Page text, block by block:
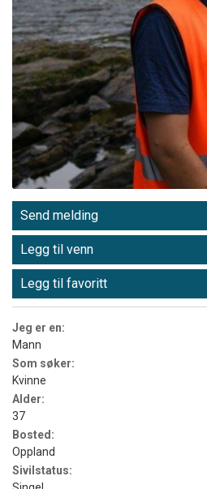
Send melding
Legg til venn
Legg til favoritt
Jeg er en:
Mann
Som søker:
Kvinne
Alder:
37
Bosted:
Oppland
Sivilstatus: